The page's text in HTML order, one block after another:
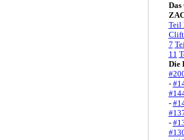
Das
Teil
7
11
Die
-
-
-